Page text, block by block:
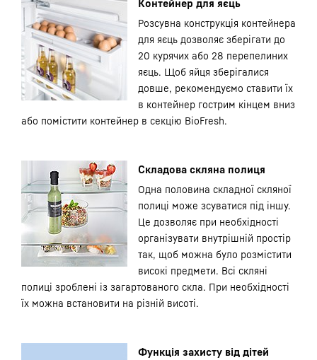
Контейнер для яєць
Розсувна конструкція контейнера
для яєць дозволяє зберігати до
20 курячих або 28 перепелиних
яєць. Щоб яйця зберігалися
довше, рекомендуємо ставити їх
в контейнер гострим кінцем вниз
або помістити контейнер в секцію BioFresh.
Складова скляна полиця
Одна половина складної скляної
полиці може зсуватися під іншу.
Це дозволяє при необхідності
організувати внутрішній простір
так, щоб можна було розмістити
високі предмети. Всі скляні
полиці зроблені із загартованого скла. При необхідності
їх можна встановити на різній висоті.
Функція захисту від дітей